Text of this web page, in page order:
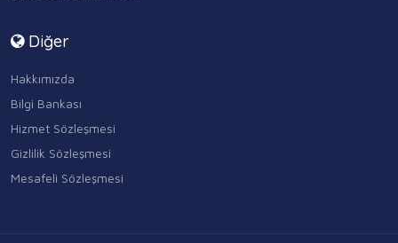
Diğer
Hakkımızda
Bilgi Bankası
Hizmet Sözleşmesi
Gizlilik Sözleşmesi
Mesafeli Sözleşmesi